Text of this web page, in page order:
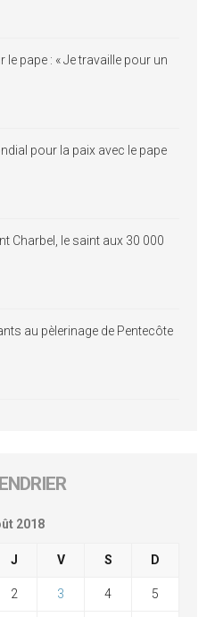
le pape : « Je travaille pour un
pour la paix avec le pape
Charbel, le saint aux 30 000
au pèlerinage de Pentecôte
2018
J V S D
2 3 4 5